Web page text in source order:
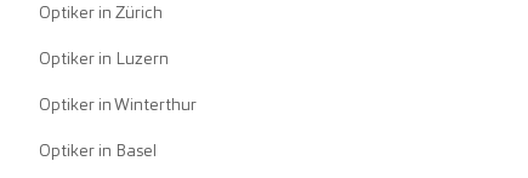
Optiker in Zürich
Optiker in Luzern
Optiker in Winterthur
Optiker in Basel